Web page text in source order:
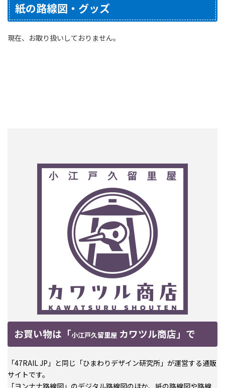
紙の路線図・グッズ
現在、お取り扱いしておりません。
お買い物は「小江戸久留里屋 カワツル商店」で
「47RAIL JP」と同じ「ひまわりデザイン研究所」が運営する通販
サイトです。